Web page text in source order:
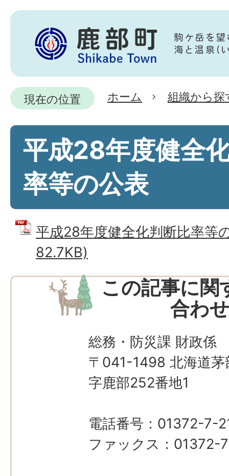
現在の位置 ホーム 組織から探
平成28年度健全
率等の公表
平成28年度健全化判断比率等
82.7KB)
この記事に関
合わ
総務・防災課 財政係
〒041-1498 北海道茅
字鹿部252番地1
電話番号：01372-7-
ファックス：01372-